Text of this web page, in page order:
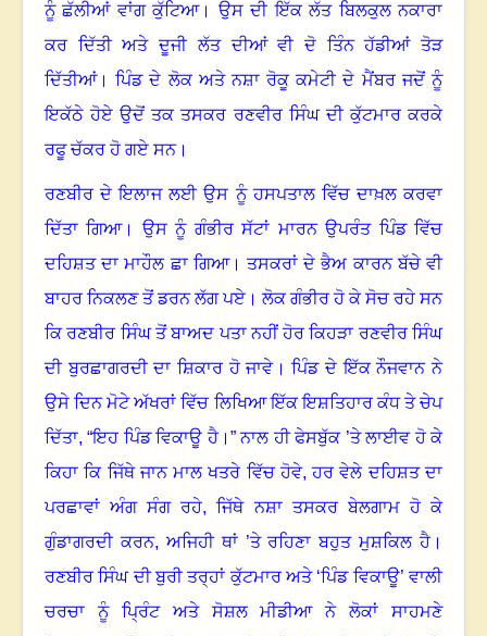
ਨੂੰ ਛੱਲੀਆਂ ਵਾਂਗ ਕੁੱਟਿਆ। ਉਸ ਦੀ ਇੱਕ ਲੱਤ ਬਿਲਕੁਲ ਨਕਾਰਾ
ਕਰ ਦਿੱਤੀ ਅਤੇ ਦੂਜੀ ਲੱਤ ਦੀਆਂ ਵੀ ਦੋ ਤਿੰਨ ਹੱਡੀਆਂ ਤੋੜ
ਦਿੱਤੀਆਂ।ਪਿੰਡ ਦੇ ਲੋਕ ਅਤੇ ਨਸ਼ਾ ਰੋਕੂ ਕਮੇਟੀ ਦੇ ਮੈਂਬਰ ਜਦੋਂ ਨੂੰ
ਇਕੱਠੇ ਹੋਏ ਉਦੋਂ ਤਕ ਤਸਕਰ ਰਣਵੀਰ ਸਿੰਘ ਦੀ ਕੁੱਟਮਾਰ ਕਰਕੇ
ਰਫੂ ਚੱਕਰ ਹੋ ਗਏ ਸਨ।
ਰਣਬੀਰ ਦੇ ਇਲਾਜ ਲਈ ਉਸ ਨੂੰ ਹਸਪਤਾਲ ਵਿੱਚ ਦਾਖ਼ਲ ਕਰਵਾ
ਦਿੱਤਾ ਗਿਆ। ਉਸ ਨੂੰ ਗੰਭੀਰ ਸੱਟਾਂ ਮਾਰਨ ਉਪਰੰਤ ਪਿੰਡ ਵਿੱਚ
ਦਹਿਸ਼ਤ ਦਾ ਮਾਹੌਲ ਛਾ ਗਿਆ। ਤਸਕਰਾਂ ਦੇ ਭੈਅ ਕਾਰਨ ਬੱਚੇ ਵੀ
ਬਾਹਰ ਨਿਕਲਣ ਤੋਂ ਡਰਨ ਲੱਗ ਪਏ ।ਲੋਕ ਗੰਭੀਰ ਹੋ ਕੇ ਸੋਚ ਰਹੇ ਸਨ
ਕਿ ਰਣਬੀਰ ਸਿੰਘ ਤੋਂ ਬਾਅਦ ਪਤਾ ਨਹੀਂ ਹੋਰ ਕਿਹੜਾ ਰਣਵੀਰ ਸਿੰਘ
ਦੀ ਬੁਰਛਾਗਰਦੀ ਦਾ ਸ਼ਿਕਾਰ ਹੋ ਜਾਵੇ।ਪਿੰਡ ਦੇ ਇੱਕ ਨੌਜਵਾਨ ਨੇ
ਉਸੇ ਦਿਨ ਮੋਟੇ ਅੱਖਰਾਂ ਵਿੱਚ ਲਿਖਿਆ ਇੱਕ ਇਸ਼ਤਿਹਾਰ ਕੰਧ ਤੇ ਚੇਪ
ਦਿੱਤਾ, “ਇਹ ਪਿੰਡ ਵਿਕਾਊ ਹੈ। ” ਨਾਲ ਹੀ ਫੇਸਬੁੱਕ ’ਤੇ ਲਾਈਵ ਹੋ ਕੇ
ਕਿਹਾ ਕਿ ਜਿੱਥੇ ਜਾਨ ਮਾਲ ਖਤਰੇ ਵਿੱਚ ਹੋਵੇ,ਹਰ ਵੇਲੇ ਦਹਿਸ਼ਤ ਦਾ
ਪਰਛਾਵਾਂ ਅੰਗ ਸੰਗ ਰਹੇ,ਜਿੱਥੇ ਨਸ਼ਾ ਤਸਕਰ ਬੇਲਗਾਮ ਹੋ ਕੇ
ਗੁੰਡਾਗਰਦੀ ਕਰਨ, ਅਜਿਹੀ ਥਾਂ ’ਤੇ ਰਹਿਣਾ ਬਹੁਤ ਮੁਸ਼ਕਿਲ ਹੈ ।
ਰਣਬੀਰ ਸਿੰਘ ਦੀ ਬੁਰੀ ਤਰ੍ਹਾਂ ਕੁੱਟਮਾਰ ਅਤੇ ‘ਪਿੰਡ ਵਿਕਾਊ’ਵਾਲੀ
ਚਰਚਾ ਨੂੰ ਪ੍ਰਿੰਟ ਅਤੇ ਸੋਸ਼ਲ ਮੀਡੀਆ ਨੇ ਲੋਕਾਂ ਸਾਹਮਣੇ